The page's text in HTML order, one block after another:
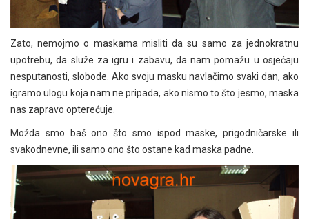
Zato, nemojmo o maskama misliti da su samo za jednokratnu
upotrebu, da služe za igru i zabavu, da nam pomažu u osjećaju
nesputanosti, slobode. Ako svoju masku navlačimo svaki dan, ako
igramo ulogu koja nam ne pripada, ako nismo to što jesmo, maska
nas zapravo opterećuje.
Možda smo baš ono što smo ispod maske, prigodničarske ili
svakodnevne, ili samo ono što ostane kad maska padne.